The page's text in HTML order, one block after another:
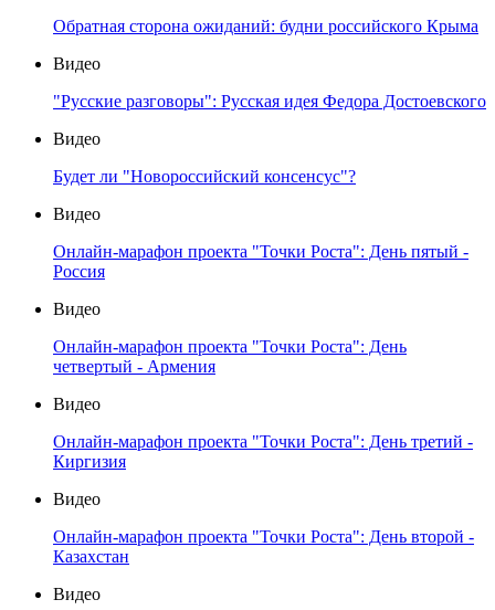
Обратная сторона ожиданий: будни российского Крыма
Видео
"Русские разговоры": Русская идея Федора Достоевского
Видео
Будет ли "Новороссийский консенсус"?
Видео
Онлайн-марафон проекта "Точки Роста": День пятый -
Россия
Видео
Онлайн-марафон проекта "Точки Роста": День
четвертый - Армения
Видео
Онлайн-марафон проекта "Точки Роста": День третий -
Киргизия
Видео
Онлайн-марафон проекта "Точки Роста": День второй -
Казахстан
Видео